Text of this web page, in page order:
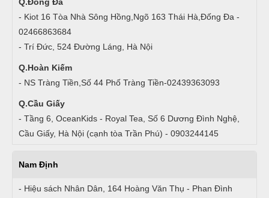
- Kiot 16 Tòa Nhà Sông Hồng,Ngõ 163 Thái Hà,Đống Đa -
02466863684
- Trí Đức, 524 Đường Láng, Hà Nội
Q.Hoàn Kiếm
- NS Tràng Tiền,Số 44 Phố Tràng Tiền-02439363093
Q.Cầu Giấy
- Tầng 6, OceanKids - Royal Tea, Số 6 Dương Đình Nghệ,
Cầu Giấy, Hà Nội (cạnh tòa Trần Phú) - 0903244145
Nam Định
- Hiệu sách Nhân Dân, 164 Hoàng Văn Thụ - Phan Đình